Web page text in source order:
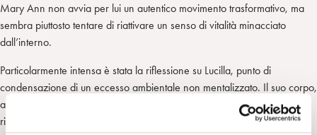
Mary Ann non avvia per lui un autentico movimento trasformativo, ma
sembra piuttosto tentare di riattivare un senso di vitalità minacciato
dall’interno.
Particolarmente intensa è stata la riflessione su Lucilla, punto di
condensazione di un eccesso ambientale non mentalizzato. Il suo corpo,
attraverso l’asma, sembra esprimere ciò che l’ambiente familiare non
riesce a trasformare in pensiero: pressione, saturazione, impossibilità di